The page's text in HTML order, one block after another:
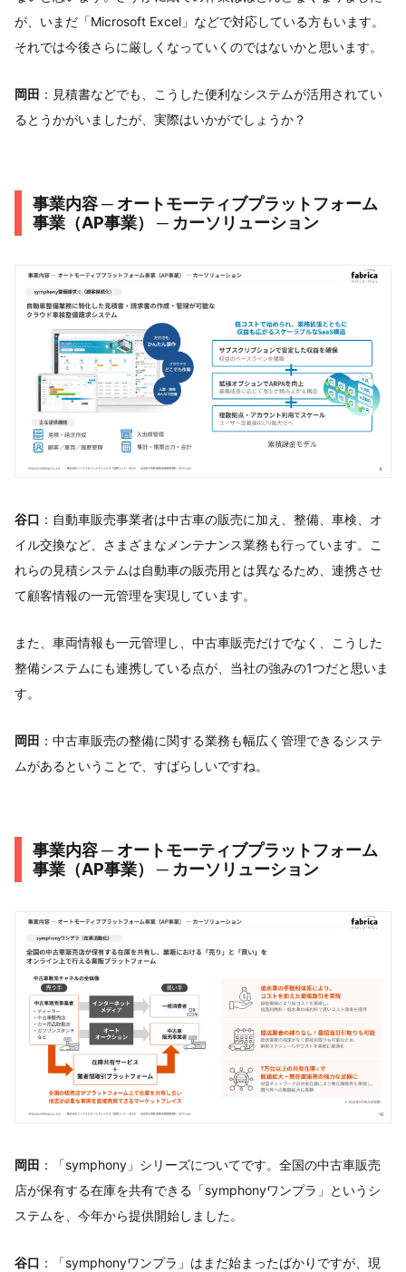
が、いまだ「Microsoft Excel」などで対応している方もいます。
それでは今後さらに厳しくなっていくのではないかと思います。
岡田 ：見積書などでも、こうした便利なシステムが活用されてい
るとうかがいましたが、実際はいかがでしょうか？
事業内容 ─ オートモーティブプラットフォーム
事業（AP事業） ─ カーソリューション
谷口 ：自動車販売事業者は中古車の販売に加え、整備、車検、オ
イル交換など、さまざまなメンテナンス業務も行っています。こ
れらの見積システムは自動車の販売用とは異なるため、連携させ
て顧客情報の一元管理を実現しています。
また、車両情報も一元管理し、中古車販売だけでなく、こうした
整備システムにも連携している点が、当社の強みの1つだと思いま
す。
岡田 ：中古車販売の整備に関する業務も幅広く管理できるシステ
ムがあるということで、すばらしいですね。
事業内容 ─ オートモーティブプラットフォーム
事業（AP事業） ─ カーソリューション
岡田 ：「symphony」シリーズについてです。全国の中古車販売
店が保有する在庫を共有できる「symphonyワンプラ」というシ
ステムを、今年から提供開始しました。
谷口 ：「symphonyワンプラ」はまだ始まったばかりですが、現